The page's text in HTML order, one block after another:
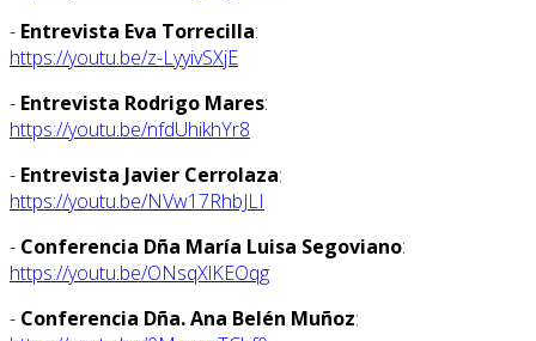
- Entrevista Eva Torrecilla:
https://youtu.be/z-LyyivSXjE
- Entrevista Rodrigo Mares:
https://youtu.be/nfdUhikhYr8
- Entrevista Javier Cerrolaza:
https://youtu.be/NVw17RhbJLI
- Conferencia Dña María Luisa Segoviano:
https://youtu.be/ONsqXlKEOqg
- Conferencia Dña. Ana Belén Muñoz: